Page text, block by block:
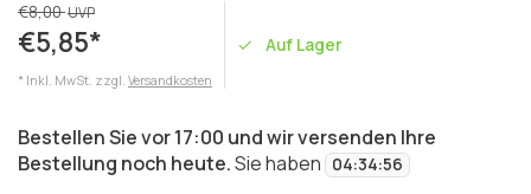
€8,00UVP
€5,85*
* Inkl. MwSt. zzgl. Versandkosten
Auf Lager
Bestellen Sie vor 17:00 und wir versenden Ihre
Bestellung noch heute.Sie haben 04:34:56